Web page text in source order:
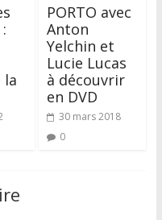
la
PORTO avec
Anton
Yelchin et
Lucie Lucas
à découvrir
en DVD
30 mars 2018
0